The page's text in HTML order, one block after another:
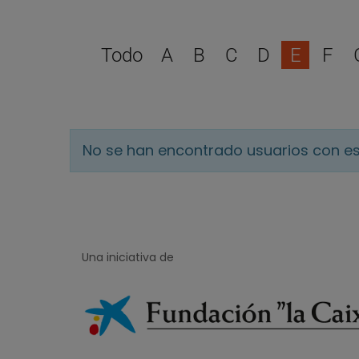
Todo A B C D E F
No se han encontrado usuarios con
Una iniciativa de